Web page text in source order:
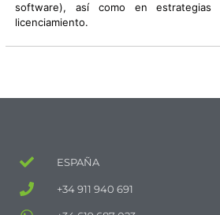
software), así como en estrategias
licenciamiento.
ESPAÑA
+34 911 940 691